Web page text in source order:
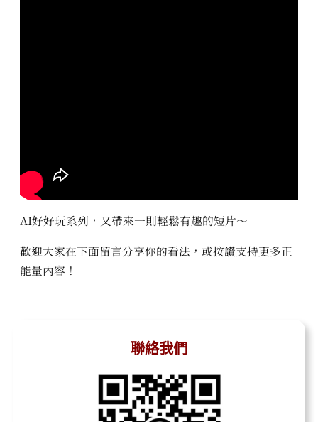
AI好好玩系列，又帶來一則輕鬆有趣的短片～
歡迎大家在下面留言分享你的看法，或按讚支持更多正
能量內容！
聯絡我們